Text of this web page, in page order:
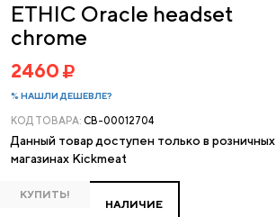
ETHIC Oracle headset
chrome
2460
% НАШЛИ ДЕШЕВЛЕ?
КОД ТОВАРА: CB-00012704
Данный товар доступен только в розничных
магазинах Kickmeat
КУПИТЬ!
НАЛИЧИЕ